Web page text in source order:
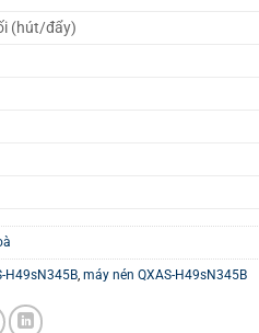
(hút/đẩy)
H49sN345B, máy nén QXAS-H49sN345B